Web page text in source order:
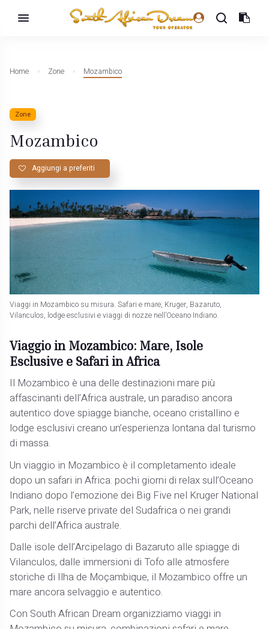
Home Zone Mozambico
Zone
Mozambico
Aggiungi a preferiti
Viaggi in Mozambico su misura. Safari e mare, Kruger, Bazaruto,
Vilanculos, lodge esclusivi e viaggi di nozze nell’Oceano Indiano.
Viaggio in Mozambico: Mare, Isole
Esclusive e Safari in Africa
Il Mozambico è una delle destinazioni mare più
affascinanti dell’Africa australe, un paradiso ancora
autentico dove spiagge bianche, oceano cristallino e
lodge esclusivi creano un’esperienza lontana dal turismo
di massa.
Un viaggio in Mozambico è il completamento ideale
dopo un safari in Africa: pochi giorni di relax sull’Oceano
Indiano dopo l’emozione dei Big Five nel Kruger National
Park, nelle riserve private del Sudafrica o nei grandi
parchi dell’Africa australe.
Dalle isole dell’Arcipelago di Bazaruto alle spiagge di
Vilanculos, dalle immersioni di Tofo alle atmosfere
storiche di Ilha de Moçambique, il Mozambico offre un
mare ancora selvaggio e autentico.
Con South African Dream organizziamo viaggi in